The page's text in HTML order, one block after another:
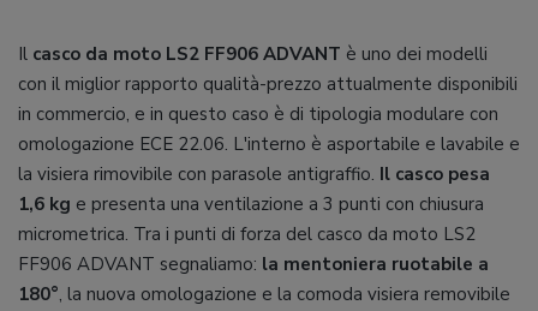
Il casco da moto LS2 FF906 ADVANT è uno dei modelli
con il miglior rapporto qualità-prezzo attualmente disponibili
in commercio, e in questo caso è di tipologia modulare con
omologazione ECE 22.06. L'interno è asportabile e lavabile e
la visiera rimovibile con parasole antigraffio. Il casco pesa
1,6 kg e presenta una ventilazione a 3 punti con chiusura
micrometrica. Tra i punti di forza del casco da moto LS2
FF906 ADVANT segnaliamo: la mentoniera ruotabile a
180°, la nuova omologazione e la comoda visiera removibile